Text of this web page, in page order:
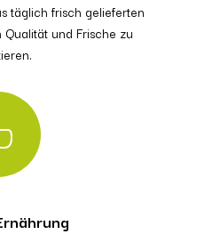
täglich frisch gelieferten
und Frische zu